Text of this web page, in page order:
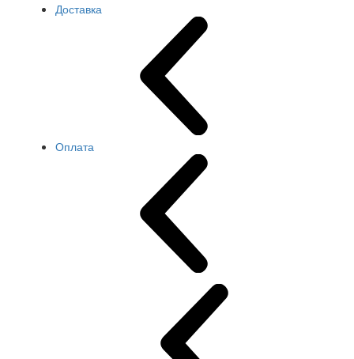
Доставка
Оплата